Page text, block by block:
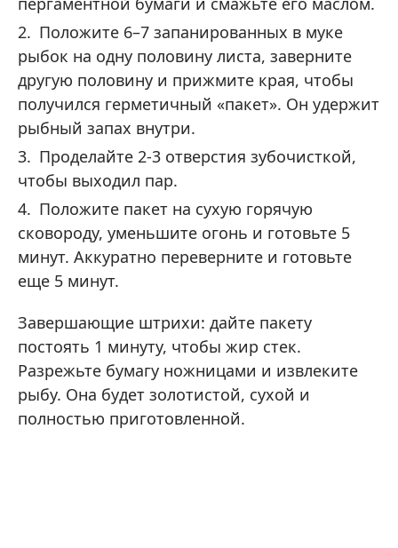
Положите 6–7 запанированных в муке
рыбок на одну половину листа, заверните
другую половину и прижмите края, чтобы
получился герметичный «пакет». Он удержит
рыбный запах внутри.
Проделайте 2-3 отверстия зубочисткой,
чтобы выходил пар.
Положите пакет на сухую горячую
сковороду, уменьшите огонь и готовьте 5
минут. Аккуратно переверните и готовьте
еще 5 минут.
Завершающие штрихи: дайте пакету
постоять 1 минуту, чтобы жир стек.
Разрежьте бумагу ножницами и извлеките
рыбу. Она будет золотистой, сухой и
полностью приготовленной.